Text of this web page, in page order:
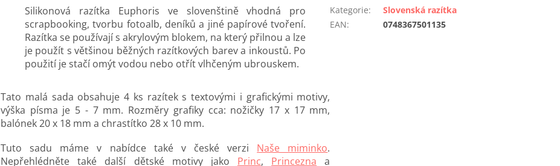
Silikonová razítka Euphoris ve slovenštině vhodná pro
scrapbooking, tvorbu fotoalb, deníků a jiné papírové tvoření.
Razítka se používají s akrylovým blokem, na který přilnou a lze
je použít s většinou běžných razítkových barev a inkoustů. Po
použití je stačí omýt vodou nebo otřít vlhčeným ubrouskem.
Tato malá sada obsahuje 4 ks razítek s textovými i grafickými motivy,
výška písma je 5 - 7 mm. Rozměry grafiky cca: nožičky 17 x 17 mm,
balónek 20 x 18 mm a chrastítko 28 x 10 mm.
Tuto sadu máme v nabídce také v české verzi Naše miminko.
Nepřehlédněte také další dětské motivy jako Princ, Princezna a
Kategorie:
Slovenská razítka
EAN: 0748367501135